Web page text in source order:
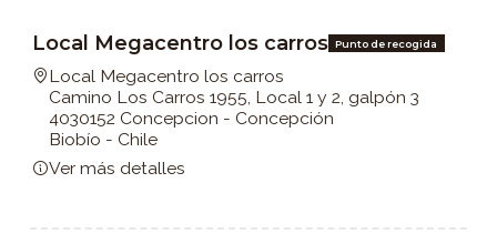
Local Megacentro los carros Punto de recogida
Local Megacentro los carros
Camino Los Carros 1955, Local 1 y 2, galpón 3
4030152 Concepcion - Concepción
Biobío - Chile
Ver más detalles